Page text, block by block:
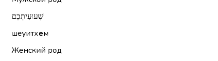
שְׁעוּעִיתְכֶם
шеуитхем
Женский род